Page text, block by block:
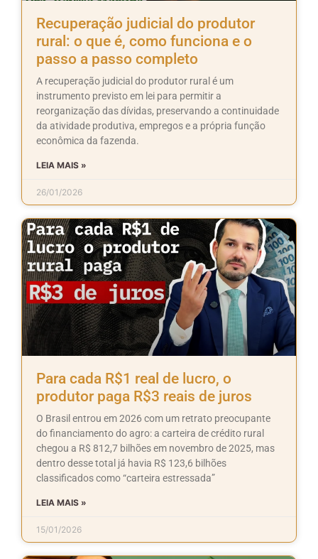
Recuperação judicial do produtor
rural: o que é, como funciona e o
passo a passo completo
A recuperação judicial do produtor rural é um
instrumento previsto em lei para permitir a
reorganização das dívidas, preservando a continuidade
da atividade produtiva, empregos e a própria função
econômica da fazenda.
LEIA MAIS »
26/01/2026
Para cada R$1 real de lucro, o
produtor paga R$3 reais de juros
O Brasil entrou em 2026 com um retrato preocupante
do financiamento do agro: a carteira de crédito rural
chegou a R$ 812,7 bilhões em novembro de 2025, mas
dentro desse total já havia R$ 123,6 bilhões
classificados como “carteira estressada”
LEIA MAIS »
15/01/2026